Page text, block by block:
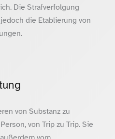
Die Strafverfolgung
die Etablierung von
von Substanz zu
von Trip zu Trip. Sie